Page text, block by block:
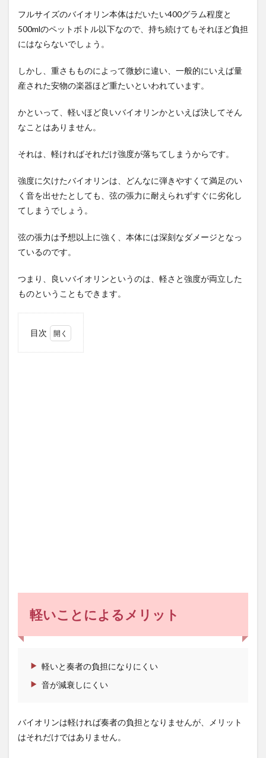
フルサイズのバイオリン本体はだいたい400グラム程度と
500mlのペットボトル以下なので、持ち続けてもそれほど負担
にはならないでしょう。
しかし、重さもものによって微妙に違い、一般的にいえば量
産された安物の楽器ほど重たいといわれています。
かといって、軽いほど良いバイオリンかといえば決してそん
なことはありません。
それは、軽ければそれだけ強度が落ちてしまうからです。
強度に欠けたバイオリンは、どんなに弾きやすくて満足のい
く音を出せたとしても、弦の張力に耐えられずすぐに劣化し
てしまうでしょう。
弦の張力は予想以上に強く、本体には深刻なダメージとなっ
ているのです。
つまり、良いバイオリンというのは、軽さと強度が両立した
ものということもできます。
目次
軽いことによるメリット
軽いと奏者の負担になりにくい
音が減衰しにくい
バイオリンは軽ければ奏者の負担となりませんが、メリット
はそれだけではありません。
関係性
音楽 順位 高価